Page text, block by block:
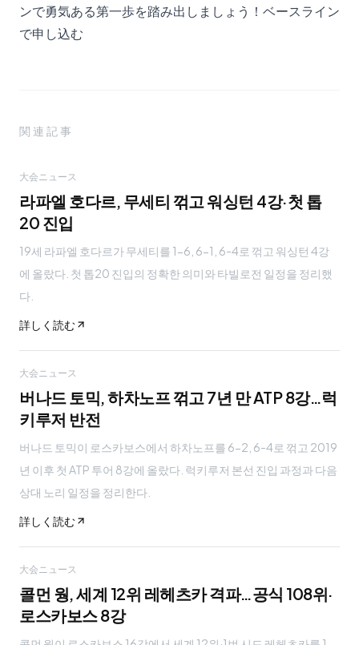
ンで勇気ある第一歩を踏み出しましょう！ ベースライン
で申し込む
関連記事
大会ニュース
라파엘 호다르, 무세티 꺾고 워싱턴 4강·첫 톱
20 진입
19세 라파엘 호다르가 무세티를 1-6, 6-1, 6-4로 꺾고 워싱턴 4강
에 올랐다. 첫 톱20 진입의 정확한 의미와 타빌로전 일정을 정리했
다.
詳しく読む
大会ニュース
버나드 토믹, 하차노프 꺾고 7년 만 ATP 8강…럭
키루저 반전
버나드 토믹이 로스카보스에서 하차노프를 6-2, 6-4로 꺾고 2019
년 이후 첫 ATP 투어 8강에 올랐다. 럭키루저 본선 진입 과정과 다음
상대 노리 일정을 정리한다.
詳しく読む
大会ニュース
콜먼 웡, 세계 12위 레헤츠카 격파…공식 108위·
로스카보스 8강